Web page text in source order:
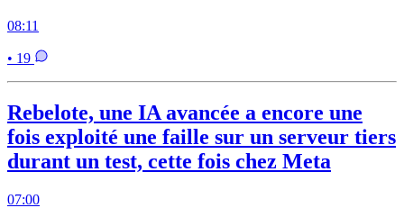
08:11
• 19
Rebelote, une IA avancée a encore une
fois exploité une faille sur un serveur tiers
durant un test, cette fois chez Meta
07:00